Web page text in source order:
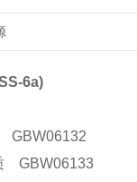
6a)
GBW06133